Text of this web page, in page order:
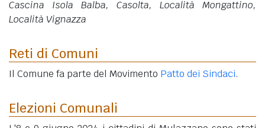
Cascina Isola Balba, Casolta, Località Mongattino,
Località Vignazza
Reti di Comuni
Il Comune fa parte del Movimento Patto dei Sindaci.
Elezioni Comunali